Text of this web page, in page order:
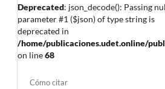
Deprecated: json_decode(): Passing
parameter #1 ($json) of type string is
deprecated in
/home/publicaciones.udet.online/
on line68
Cómo citar